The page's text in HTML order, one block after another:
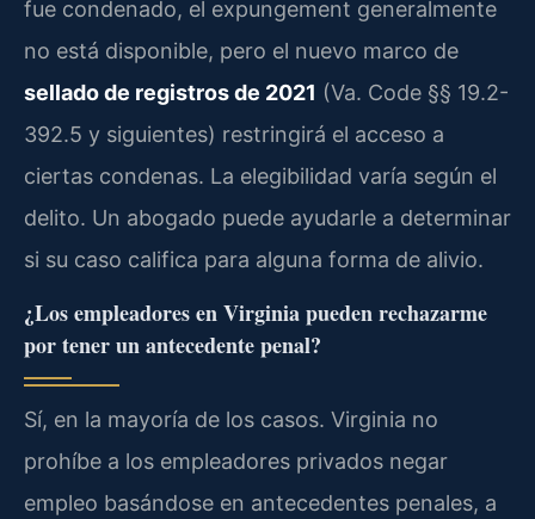
fue condenado, el expungement generalmente
no está disponible, pero el nuevo marco de
sellado de registros de 2021 (Va. Code §§ 19.2-
392.5 y siguientes) restringirá el acceso a
ciertas condenas. La elegibilidad varía según el
delito. Un abogado puede ayudarle a determinar
si su caso califica para alguna forma de alivio.
¿Los empleadores en Virginia pueden rechazarme
por tener un antecedente penal?
Sí, en la mayoría de los casos. Virginia no
prohíbe a los empleadores privados negar
empleo basándose en antecedentes penales, a